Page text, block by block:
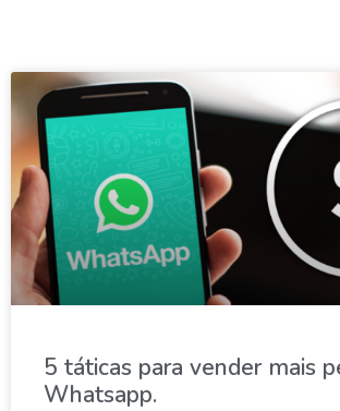
5 táticas para vender mais
Whatsapp.